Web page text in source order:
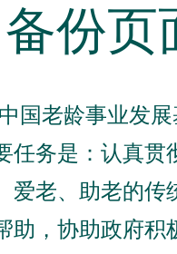
备份页
国老龄事业发
任务是：认真贯
爱老、助老的传
助，协助政府积